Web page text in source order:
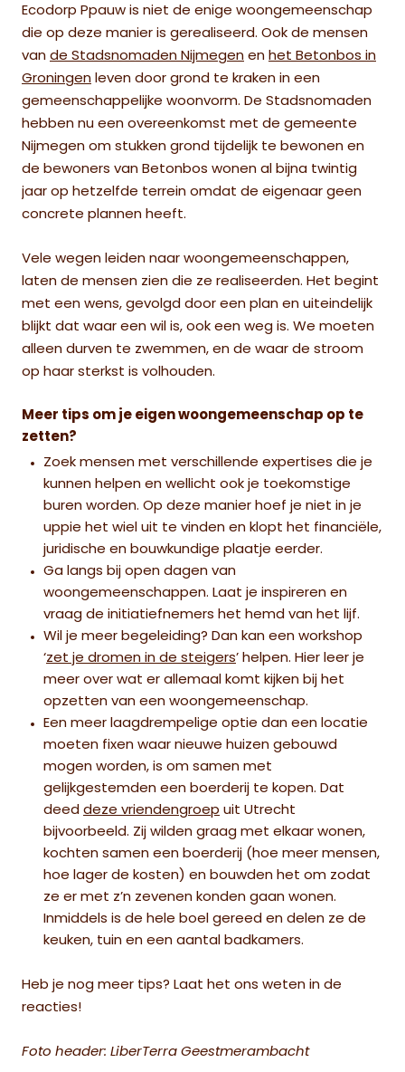
Ecodorp Ppauw is niet de enige woongemeenschap
die op deze manier is gerealiseerd. Ook de mensen
van de Stadsnomaden Nijmegen en het Betonbos in
Groningen leven door grond te kraken in een
gemeenschappelijke woonvorm. De Stadsnomaden
hebben nu een overeenkomst met de gemeente
Nijmegen om stukken grond tijdelijk te bewonen en
de bewoners van Betonbos wonen al bijna twintig
jaar op hetzelfde terrein omdat de eigenaar geen
concrete plannen heeft.
Vele wegen leiden naar woongemeenschappen,
laten de mensen zien die ze realiseerden. Het begint
met een wens, gevolgd door een plan en uiteindelijk
blijkt dat waar een wil is, ook een weg is. We moeten
alleen durven te zwemmen, en de waar de stroom
op haar sterkst is volhouden.
Meer tips om je eigen woongemeenschap op te
zetten?
Zoek mensen met verschillende expertises die je
kunnen helpen en wellicht ook je toekomstige
buren worden. Op deze manier hoef je niet in je
uppie het wiel uit te vinden en klopt het financiële,
juridische en bouwkundige plaatje eerder.
Ga langs bij open dagen van
woongemeenschappen. Laat je inspireren en
vraag de initiatiefnemers het hemd van het lijf.
Wil je meer begeleiding? Dan kan een workshop
‘zet je dromen in de steigers’ helpen. Hier leer je
meer over wat er allemaal komt kijken bij het
opzetten van een woongemeenschap.
Een meer laagdrempelige optie dan een locatie
moeten fixen waar nieuwe huizen gebouwd
mogen worden, is om samen met
gelijkgestemden een boerderij te kopen. Dat
deed deze vriendengroep uit Utrecht
bijvoorbeeld. Zij wilden graag met elkaar wonen,
kochten samen een boerderij (hoe meer mensen,
hoe lager de kosten) en bouwden het om zodat
ze er met z’n zevenen konden gaan wonen.
Inmiddels is de hele boel gereed en delen ze de
keuken, tuin en een aantal badkamers.
Heb je nog meer tips? Laat het ons weten in de
reacties!
Foto header: LiberTerra Geestmerambacht